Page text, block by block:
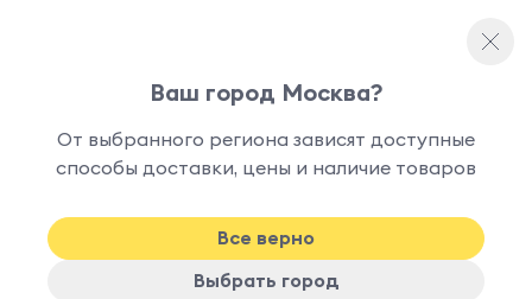
наличии
Ваш город Москва?
От выбранного региона зависят доступные
способы доставки, цены и наличие товаров
Все верно
Выбрать город